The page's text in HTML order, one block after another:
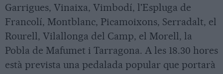
Garrigues, Vinaixa, Vimbodí, l'Espluga de
Francolí, Montblanc, Picamoixons, Serradalt, el
Rourell, Vilallonga del Camp, el Morell, la
Pobla de Mafumet i Tarragona. A les 18.30 hores
està prevista una pedalada popular que portarà